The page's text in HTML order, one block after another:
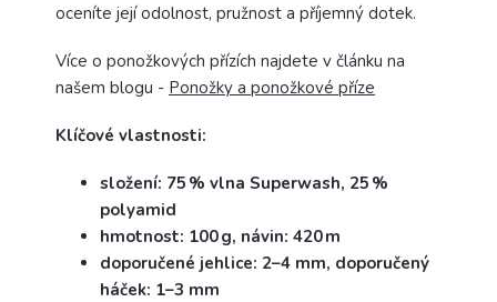
oceníte její odolnost, pružnost a příjemný dotek.
Více o ponožkových přízích najdete v článku na
našem blogu - Ponožky a ponožkové příze
Klíčové vlastnosti:
složení: 75 % vlna Superwash, 25 %
polyamid
hmotnost: 100 g, návin: 420 m
doporučené jehlice: 2–4 mm, doporučený
háček: 1–3 mm